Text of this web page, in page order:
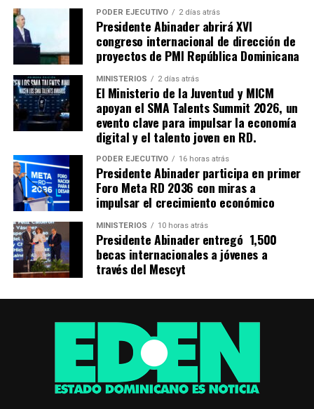
PODER EJECUTIVO 2 días atrás
Presidente Abinader abrirá XVI
congreso internacional de dirección de
proyectos de PMI República Dominicana
MINISTERIOS 2 días atrás
El Ministerio de la Juventud y MICM
apoyan el SMA Talents Summit 2026, un
evento clave para impulsar la economía
digital y el talento joven en RD.
PODER EJECUTIVO 16 horas atrás
Presidente Abinader participa en primer
Foro Meta RD 2036 con miras a
impulsar el crecimiento económico
MINISTERIOS 10 horas atrás
Presidente Abinader entregó 1,500
becas internacionales a jóvenes a
través del Mescyt